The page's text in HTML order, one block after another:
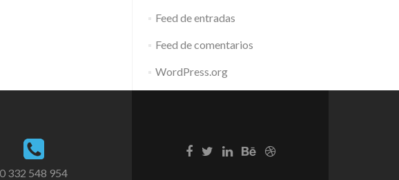
Feed de entradas
Feed de comentarios
WordPress.org
0 332 548 954